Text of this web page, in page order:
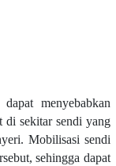
menyebabkan
di sekitar sendi yang
Mobilisasi sendi
sehingga dapat